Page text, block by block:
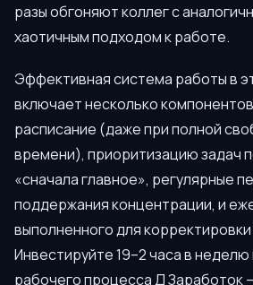
разы обгоняют коллег с
хаотичным подходом к работе.
Эффективная система работы в
включает несколько
расписание (даже при полной
времени), приоритизацию задач
«сначала главное», регулярные
поддержания концентрации, и
выполненного для корректировки
Инвестируйте 19–2 часа в
рабочего процесса Д Заработок